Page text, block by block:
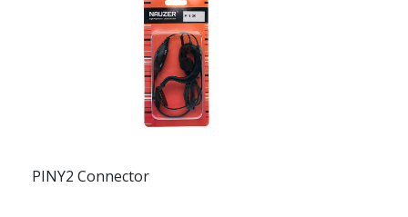
PINY2 Connector